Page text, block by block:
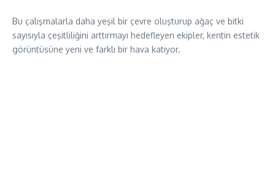
Bu çalışmalarla daha yeşil bir çevre oluşturup ağaç ve bitki
sayısıyla çeşitliliğini arttırmayı hedefleyen ekipler, kentin estetik
görüntüsüne yeni ve farklı bir hava katıyor.